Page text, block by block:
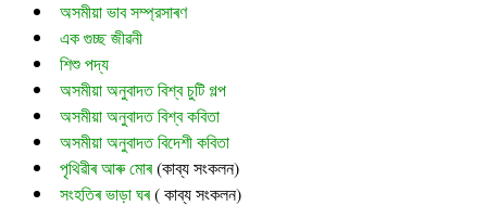
অসমীয়া ভাব সম্প্রসাৰণ
এক গুচ্ছ জীৱনী
শিশু পদ্য
অসমীয়া অনুবাদত বিশ্ব চুটি গল্প
অসমীয়া অনুবাদত বিশ্ব কবিতা
অসমীয়া অনুবাদত বিদেশী কবিতা
পৃথিৱীৰ আৰু মোৰ (কাব্য সংকলন)
সংহতিৰ ভাড়া ঘৰ ( কাব্য সংকলন)